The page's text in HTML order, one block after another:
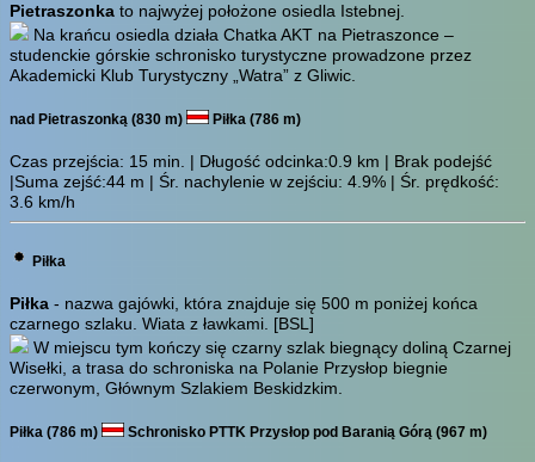
Pietraszonka to najwyżej położone osiedla Istebnej.
Na krańcu osiedla działa Chatka AKT na Pietraszonce –
studenckie górskie schronisko turystyczne prowadzone przez
Akademicki Klub Turystyczny „Watra” z Gliwic.
nad Pietraszonką (830 m) Piłka (786 m)
Czas przejścia: 15 min.
| Długość odcinka:0.9 km | Brak podejść
|Suma zejść:44 m | Śr. nachylenie w zejściu: 4.9% | Śr. prędkość:
3.6 km/h
Piłka
Piłka - nazwa gajówki, która znajduje się 500 m poniżej końca
czarnego szlaku. Wiata z ławkami. [BSL]
W miejscu tym kończy się czarny szlak biegnący doliną Czarnej
Wisełki, a trasa do schroniska na Polanie Przysłop biegnie
czerwonym, Głównym Szlakiem Beskidzkim.
Piłka (786 m) Schronisko PTTK Przysłop pod Baranią Górą (967 m)